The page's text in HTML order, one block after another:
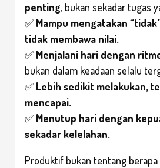
penting, bukan sekadar tugas
✅ Mampu mengatakan
tidak membawa nilai.
✅ Menjalani hari dengan
bukan dalam keadaan selalu
✅ Lebih sedikit melakukan,
mencapai.
✅ Menutup hari dengan
sekadar kelelahan.
Produktif bukan tentang berapa